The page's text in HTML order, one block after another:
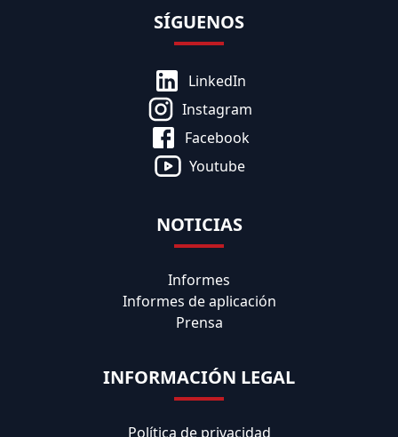
SÍGUENOS
LinkedIn
Instagram
Facebook
Youtube
NOTICIAS
Informes
Informes de aplicación
Prensa
INFORMACIÓN LEGAL
Política de privacidad